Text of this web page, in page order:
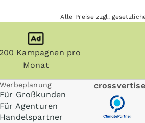
Alle Preise zzgl.
Kampagnen pro
Monat
Werbeplanung
Für Großkunden
Für Agenturen
Handelspartner